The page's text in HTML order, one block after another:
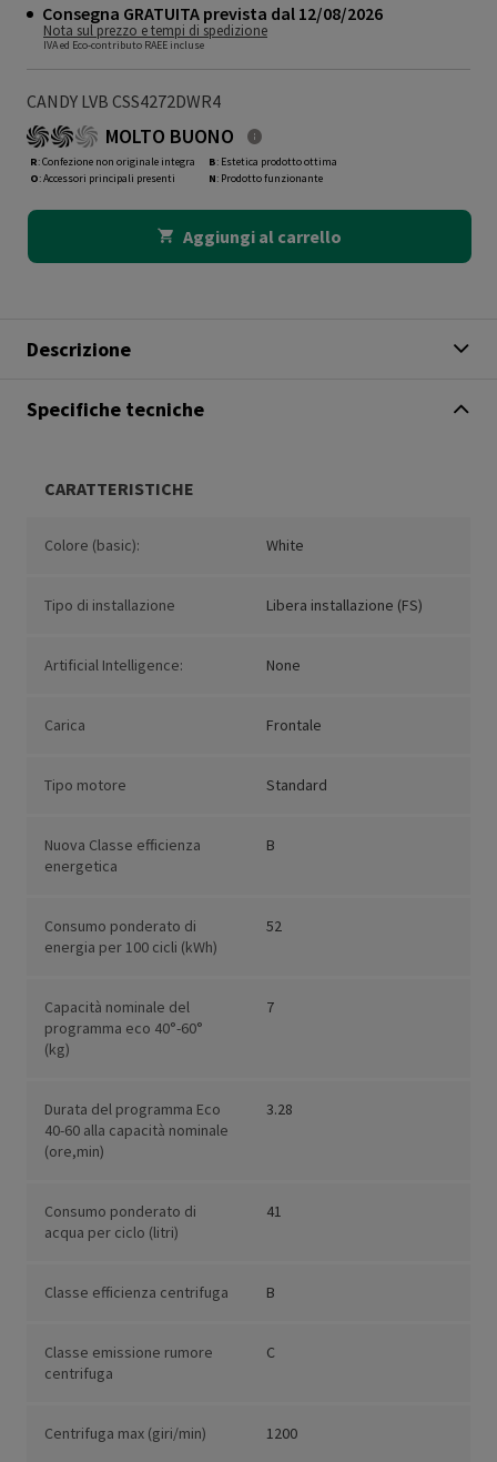
Consegna GRATUITA prevista dal 12/08/2026
Nota sul prezzo e tempi di spedizione
IVA ed Eco-contributo RAEE incluse
CANDY LVB CSS4272DWR4
MOLTO BUONO
R: Confezione non originale integra
O: Accessori principali presenti
B: Estetica prodotto ottima
N: Prodotto funzionante
Aggiungi al carrello
Descrizione
Specifiche tecniche
CARATTERISTICHE
Colore (basic): White
Tipo di installazione Libera installazione (FS)
Artificial Intelligence: None
Carica Frontale
Tipo motore Standard
Nuova Classe efficienza
energetica
B
Consumo ponderato di
energia per 100 cicli (kWh)
52
Capacità nominale del
programma eco 40°-60°
(kg)
7
Durata del programma Eco
40-60 alla capacità nominale
(ore,min)
3.28
Consumo ponderato di
acqua per ciclo (litri)
41
Classe efficienza centrifuga B
Classe emissione rumore
centrifuga
C
Centrifuga max (giri/min) 1200